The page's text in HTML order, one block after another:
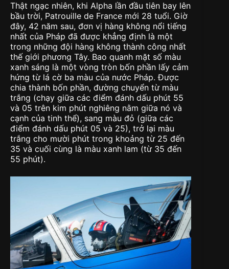
Thật ngạc nhiên, khi Alpha lần đầu tiên bay lên
bầu trời, Patrouille de France mới 28 tuổi. Giờ
đây, 42 năm sau, đơn vị hàng không nổi tiếng
nhất của Pháp đã được khẳng định là một
trong những đội hàng không thành công nhất
thế giới phương Tây. Bao quanh mặt số màu
xanh sáng là một vòng tròn bốn phần lấy cảm
hứng từ lá cờ ba màu của nước Pháp. Được
chia thành bốn phần, đường chuyển từ màu
trắng (chạy giữa các điểm đánh dấu phút 55
và 05 trên kim phút nghiêng nằm giữa nó và
cạnh của tinh thể), sang màu đỏ (giữa các
điểm đánh dấu phút 05 và 25), trở lại màu
trắng cho mười phút trong khoảng từ 25 đến
35 và cuối cùng là màu xanh lam (từ 35 đến
55 phút).